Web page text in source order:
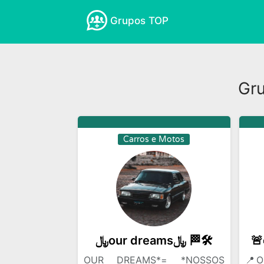
Grupos TOP
Noticias
Novelas Profissoes
Carros e Motos
﷼our dreams﷼ 🏁🛠️
OUR DREAMS*= *NOSSOS